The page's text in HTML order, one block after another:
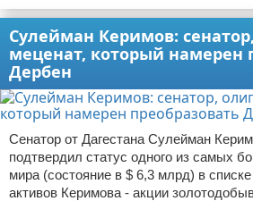
Сулейман Керимов:
меценат, который намерен
Дербен
Сенатор от Дагестана Сулейман
подтвердил статус одного из самых
мира (состояние в $ 6,3 млрд) в
активов Керимова - акции